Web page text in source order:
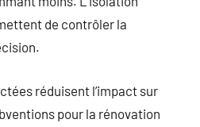
de contrôler la
réduisent l’impact sur
pour la rénovation